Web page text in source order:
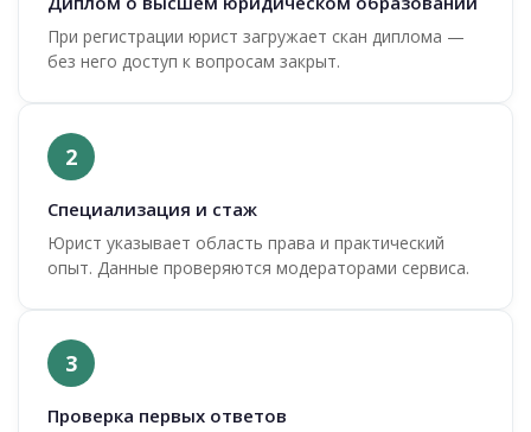
При регистрации юрист загружает скан диплома —
без него доступ к вопросам закрыт.
2
Специализация и стаж
Юрист указывает область права и практический
опыт. Данные проверяются модераторами сервиса.
3
Проверка первых ответов